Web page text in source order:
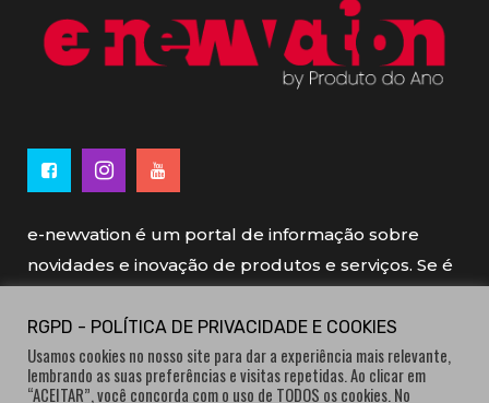
e-newvation é um portal de informação sobre
novidades e inovação de produtos e serviços. Se é
e-newvation tem o patrocínio do “Produto do
Ano”, o prémio de inovação atribuído por
RGPD - POLÍTICA DE PRIVACIDADE E COOKIES
Usamos cookies no nosso site para dar a experiência mais relevante,
lembrando as suas preferências e visitas repetidas. Ao clicar em
“ACEITAR”, você concorda com o uso de TODOS os cookies. No